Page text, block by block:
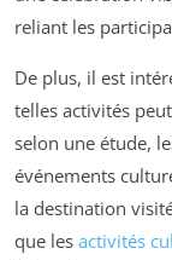
reliant les
De plus, il est
telles activités
selon une étude,
événements
la destination
que les activités